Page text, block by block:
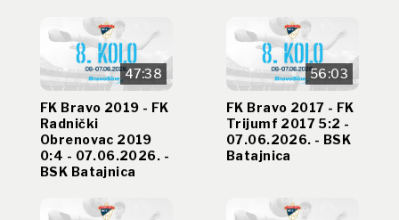
47:38
FK Bravo 2019 - FK
Radnički
Obrenovac 2019
0:4 - 07.06.2026. -
BSK Batajnica
56:03
FK Bravo 2017 - FK
Trijumf 2017 5:2 -
07.06.2026. - BSK
Batajnica